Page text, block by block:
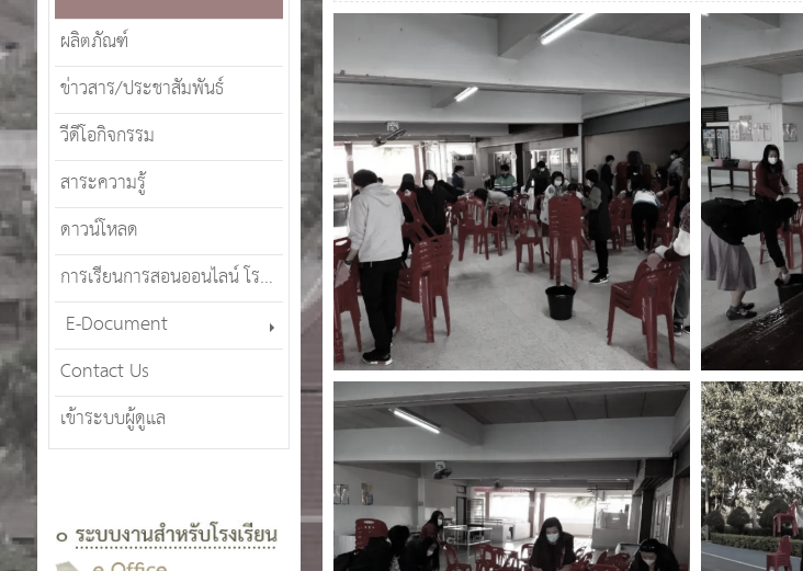
ผลิตภัณฑ์
ข่าวสาร/ประชาสัมพันธ์
วีดีโอกิจกรรม
สาระความรู้
ดาวน์โหลด
การเรียนการสอนออนไลน์ โรงเรียนศรีสังวาลย์เชียงใหม่ (SWCMOT)
E-Document
Contact Us
เข้าระบบผู้ดูแล